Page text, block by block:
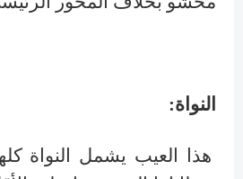
النواة:
هذا العيب يشمل النواة